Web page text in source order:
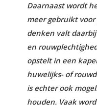
Daarnaast wordt
meer gebruikt
denken valt
en
opstelt in een
huwelijks- of
is echter ook
houden. Vaak